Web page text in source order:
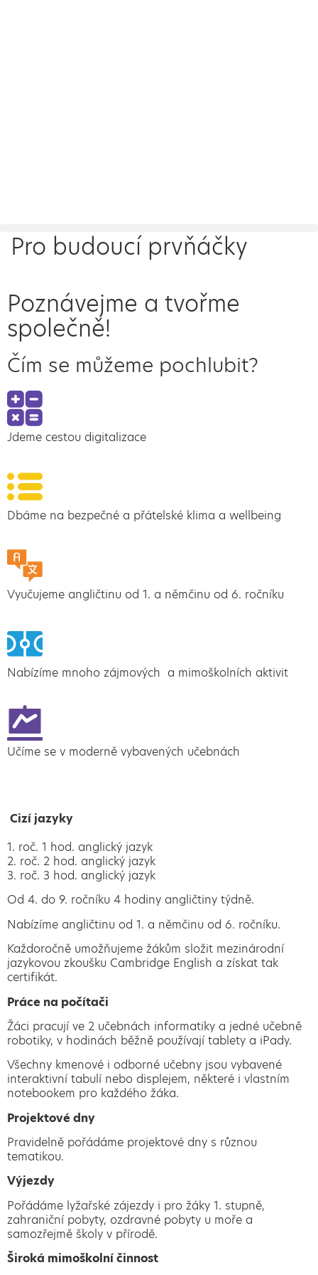
Pro budoucí prvňáčky
Poznávejme a tvořme
společně!
Čím se můžeme pochlubit?
Jdeme cestou digitalizace
Dbáme na bezpečné a přátelské klima a wellbeing
Vyučujeme angličtinu od 1. a němčinu od 6. ročníku
Nabízíme mnoho zájmových a mimoškolních aktivit
Učíme se v moderně vybavených učebnách
Cizí jazyky
1. roč. 1 hod. anglický jazyk
2. roč. 2 hod. anglický jazyk
3. roč. 3 hod. anglický jazyk
Od 4. do 9. ročníku 4 hodiny angličtiny týdně.
Nabízíme angličtinu od 1. a němčinu od 6. ročníku.
Každoročně umožňujeme žákům složit mezinárodní
jazykovou zkoušku Cambridge English a získat tak
certifikát.
Práce na počítači
Žáci pracují ve 2 učebnách informatiky a jedné učebně
robotiky, v hodinách běžně používají tablety a iPady.
Všechny kmenové i odborné učebny jsou vybavené
interaktivní tabulí nebo displejem, některé i vlastním
notebookem pro každého žáka.
Projektové dny
Pravidelně pořádáme projektové dny s různou
tematikou.
Výjezdy
Pořádáme lyžařské zájezdy i pro žáky 1. stupně,
zahraniční pobyty, ozdravné pobyty u moře a
samozřejmě školy v přírodě.
Široká mimoškolní činnost